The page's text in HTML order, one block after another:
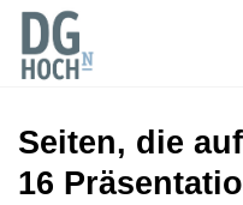
Seiten, die
16